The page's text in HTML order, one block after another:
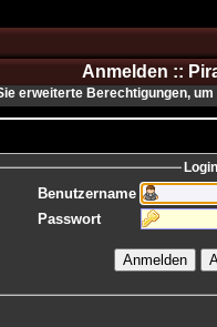
Anmelden ::
erweiterte Berechtigungen,
Login
Benutzername
Passwort